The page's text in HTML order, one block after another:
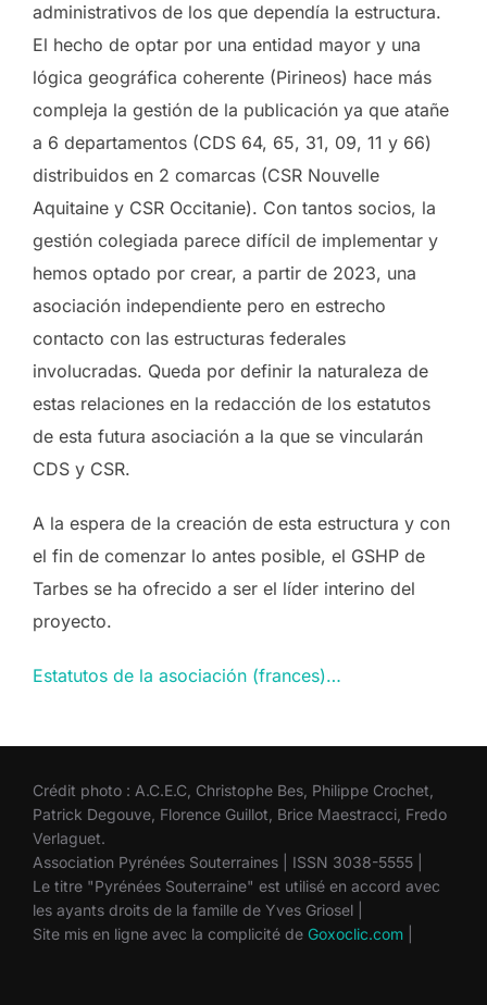
administrativos de los que dependía la estructura.
El hecho de optar por una entidad mayor y una
lógica geográfica coherente (Pirineos) hace más
compleja la gestión de la publicación ya que atañe
a 6 departamentos (CDS 64, 65, 31, 09, 11 y 66)
distribuidos en 2 comarcas (CSR Nouvelle
Aquitaine y CSR Occitanie). Con tantos socios, la
gestión colegiada parece difícil de implementar y
hemos optado por crear, a partir de 2023, una
asociación independiente pero en estrecho
contacto con las estructuras federales
involucradas. Queda por definir la naturaleza de
estas relaciones en la redacción de los estatutos
de esta futura asociación a la que se vincularán
CDS y CSR.
A la espera de la creación de esta estructura y con
el fin de comenzar lo antes posible, el GSHP de
Tarbes se ha ofrecido a ser el líder interino del
proyecto.
Estatutos de la asociación (frances)…
Crédit photo : A.C.E.C, Christophe Bes, Philippe Crochet,
Patrick Degouve, Florence Guillot, Brice Maestracci, Fredo
Verlaguet.
Association Pyrénées Souterraines | ISSN 3038-5555 |
Le titre "Pyrénées Souterraine" est utilisé en accord avec
les ayants droits de la famille de Yves Griosel |
Site mis en ligne avec la complicité de Goxoclic.com